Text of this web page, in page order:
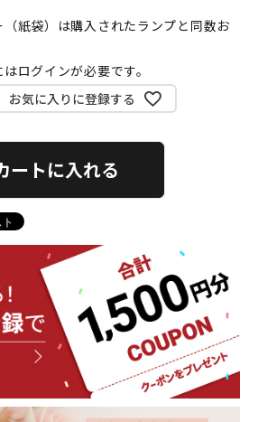
紙袋）は購入されたランプと同数お
ログインが必要です。
お気に入りに登録する
ートに入れる